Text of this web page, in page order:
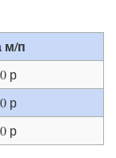
м/п
р
р
р